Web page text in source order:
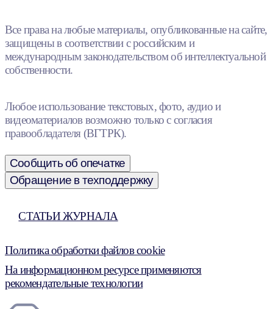
Все права на любые материалы, опубликованные на сайте,
защищены в соответствии с российским и
международным законодательством об интеллектуальной
собственности.
Любое использование текстовых, фото, аудио и
видеоматериалов возможно только с согласия
правообладателя (ВГТРК).
Сообщить об опечатке
Обращение в техподдержку
СТАТЬИ ЖУРНАЛА
Политика обработки файлов cookie
На информационном ресурсе применяются
рекомендательные технологии